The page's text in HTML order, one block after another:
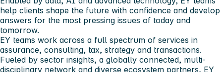
help clients shape the future with confidence and develop
answers for the most pressing issues of today and
tomorrow.
EY teams work across a full spectrum of services in
assurance, consulting, tax, strategy and transactions.
Fueled by sector insights, a globally connected, multi-
disciplinary network and diverse ecosystem partners, EY